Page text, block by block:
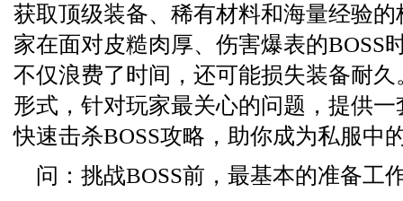
获取顶级装备、稀有材料和海量经验
家在面对皮糙肉厚、伤害爆表的BOSS
不仅浪费了时间，还可能损失装备耐
形式，针对玩家最关心的问题，提供
快速击杀BOSS攻略，助你成为私服中
问：挑战BOSS前，最基本的准备工